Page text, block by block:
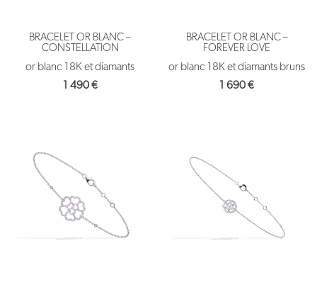
BRACELET OR BLANC –
CONSTELLATION
or blanc 18K et diamants
1 490€
BRACELET OR BLANC –
FOREVER LOVE
or blanc 18K et diamants bruns
1 690€